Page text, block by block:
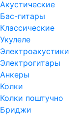
Акустические
Бас-гитары
Классические
Укулеле
Электроакустики
Электрогитары
Анкеры
Колки
Колки поштучно
Бриджи